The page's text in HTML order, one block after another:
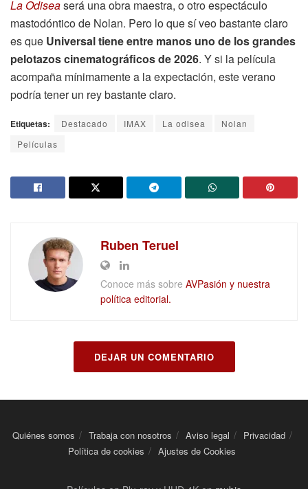
La Odiseaserá una obra maestra, o otro espectáculo
mastodóntico de Nolan. Pero lo que sí veo bastante claro
es que Universal tiene entre manos uno de los grandes
pelotazos cinematográficos de 2026. Y si la película
acompaña mínimamente a la expectación, este verano
podría tener un rey bastante claro.
Etiquetas: Destacado IMAX La odisea
Nolan
Películas
Ruben Teruel
Conoce más sobre AVPasión y nuestra
política editorial.
DEJAR UN COMENTARIO
Quiénes somos Trabaja con nosotros Aviso legal
Privacidad
Política de cookies
Ajustes de Cookies